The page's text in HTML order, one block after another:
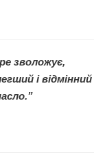
зволожує,
і відмінний